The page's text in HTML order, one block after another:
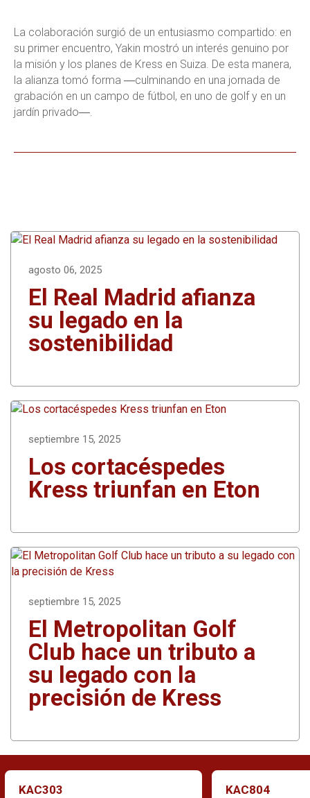
La colaboración surgió de un entusiasmo compartido: en
su primer encuentro, Yakin mostró un interés genuino por
la misión y los planes de Kress en Suiza. De esta manera,
la alianza tomó forma ―culminando en una jornada de
grabación en un campo de fútbol, en uno de golf y en un
jardín privado―.
agosto 06, 2025
El Real Madrid afianza
su legado en la
sostenibilidad
septiembre 15, 2025
Los cortacéspedes
Kress triunfan en Eton
septiembre 15, 2025
El Metropolitan Golf
Club hace un tributo a
su legado con la
precisión de Kress
KAC303 KAC804